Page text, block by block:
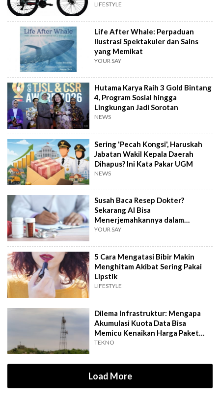
LIFESTYLE
Life After Whale: Perpaduan
Ilustrasi Spektakuler dan Sains
yang Memikat
YOUR SAY
Hutama Karya Raih 3 Gold Bintang
4, Program Sosial hingga
Lingkungan Jadi Sorotan
NEWS
Sering 'Pecah Kongsi', Haruskah
Jabatan Wakil Kepala Daerah
Dihapus? Ini Kata Pakar UGM
NEWS
Susah Baca Resep Dokter?
Sekarang AI Bisa
Menerjemahkannya dalam
Hitungkan Detik!
YOUR SAY
5 Cara Mengatasi Bibir Makin
Menghitam Akibat Sering Pakai
Lipstik
LIFESTYLE
Dilema Infrastruktur: Mengapa
Akumulasi Kuota Data Bisa
Memicu Kenaikan Harga Paket
Internet?
TEKNO
Load More